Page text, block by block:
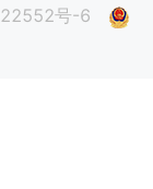
号-6